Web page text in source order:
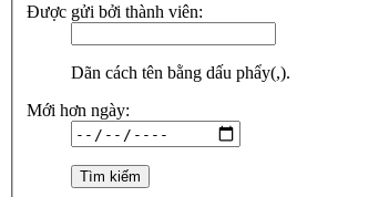
Được gửi bởi thành viên:
Dãn cách tên bằng dấu phẩy(,).
Mới hơn ngày: